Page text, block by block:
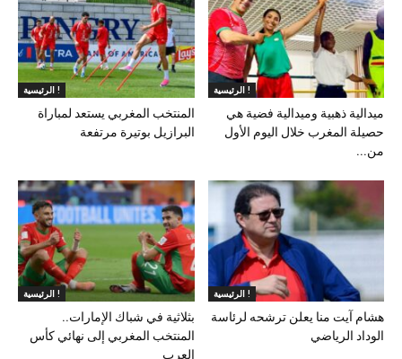
الرئيسية !
المنتخب المغربي يستعد لمباراة
البرازيل بوتيرة مرتفعة
الرئيسية !
ميدالية ذهبية وميدالية فضية هي
حصيلة المغرب خلال اليوم الأول
من...
الرئيسية !
بثلاثية في شباك الإمارات..
المنتخب المغربي إلى نهائي كأس
العرب
الرئيسية !
هشام آيت منا يعلن ترشحه لرئاسة
الوداد الرياضي